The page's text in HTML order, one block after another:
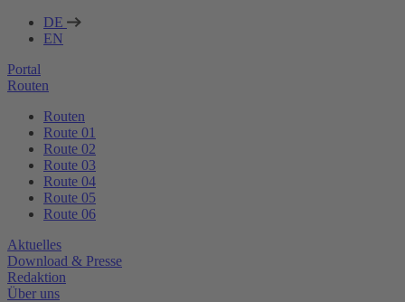
DE
EN
Portal
Routen
Routen
Route 01
Route 02
Route 03
Route 04
Route 05
Route 06
Aktuelles
Download & Presse
Redaktion
Über uns